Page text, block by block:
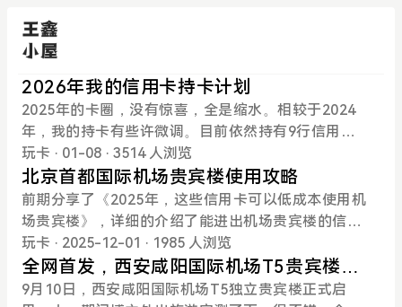
2026年我的信用卡持卡计划
2025年的卡圈，没有惊喜，全是缩水。相较于2024
年，我的持卡有些许微调。目前依然持有9行信用
卡，纯权益党，不撸小羊毛。说说现状：坐标西安
（029），2025年出差大幅减少，以家庭出游为主。
说说需求：自营贵宾厅、接送机、里程、龙腾（需带
人，越多越好）、酒店。2026年持卡计划（一）继续
持有(1)工商银行：环球白。刷15笔免年费，029出发
时用贵宾楼，本人无限次，赠送的龙腾点数基本用不
上，继续持有。(2)农业银行：精粹白、浙大校友卡、
玩卡 · 01-08 · 3514 人浏览
北京首都国际机场贵宾楼使用攻略
前期分享了《2025年，这些信用卡可以低成本使用机
场贵宾楼》，详细的介绍了能进出机场贵宾楼的信用
卡及使用方式。今天就来说说北京首都国际机场贵宾
楼。T2、T3航站楼贵宾楼是分开的，但服务流程基本
一样，一并说了。01支持银行北京机场贵宾楼很高
玩卡 · 2025-12-01 · 1985 人浏览
全网首发，西安咸阳国际机场T5贵宾楼使
用攻略
9月10日，西安咸阳国际机场T5独立贵宾楼正式启